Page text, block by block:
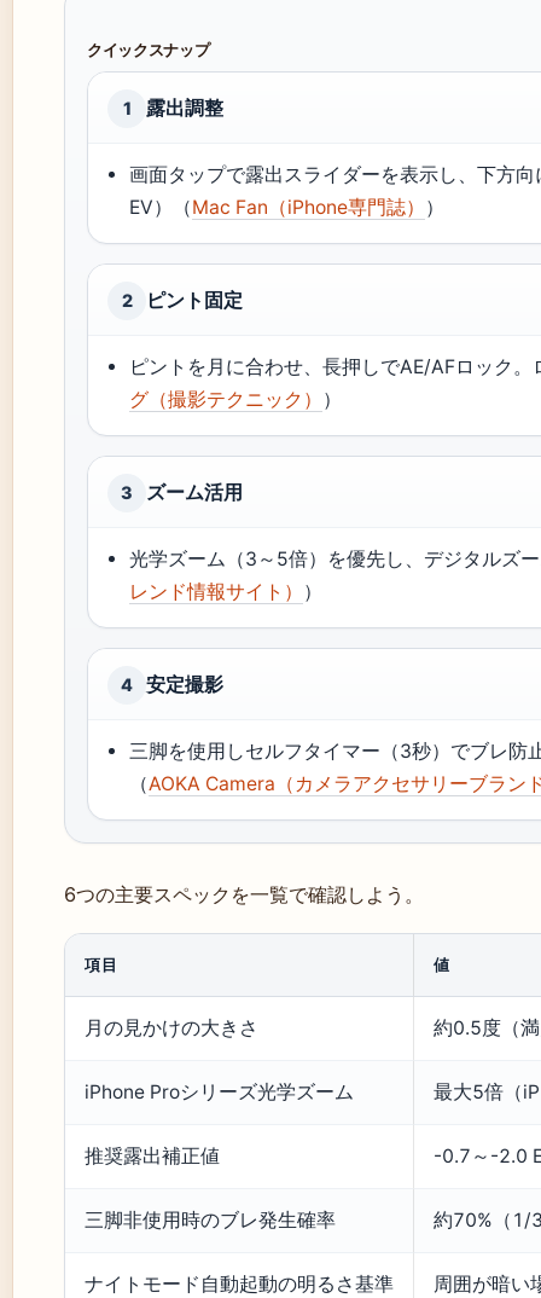
クイックスナップ
1 露出調整
画面タップで露出スライダーを表示し、下方
EV）（Mac Fan（iPhone専門誌） ）
2 ピント固定
ピントを月に合わせ、長押しでAE/AFロック
グ（撮影テクニック） ）
3 ズーム活用
光学ズーム（3～5倍）を優先し、デジタルズ
レンド情報サイト） ）
4 安定撮影
三脚を使用しセルフタイマー（3秒）でブレ防
（AOKA Camera（カメラアクセサリーブラン
6つの主要スペックを一覧で確認しよう。
項目 値
月の見かけの大きさ 約0.5度（
iPhone Proシリーズ光学ズーム 最大5倍（
推奨露出補正値 -0.7～-2.0
三脚非使用時のブレ発生確率 約70%（1/
ナイトモード自動起動の明るさ基準 周囲が暗い